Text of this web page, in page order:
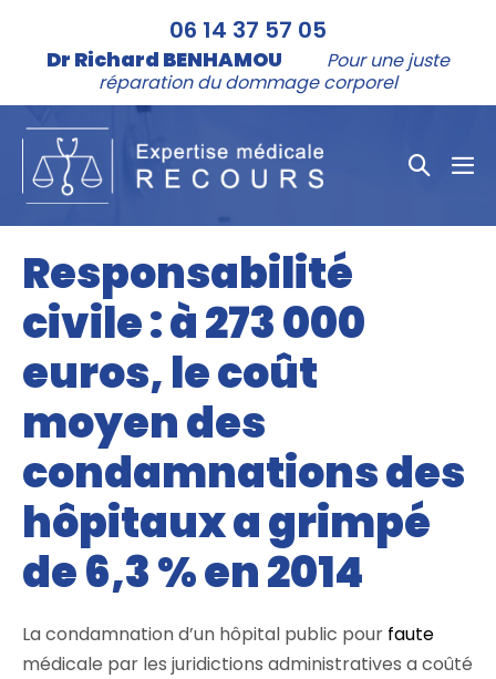
contenu
06 14 37 57 05
Dr Richard BENHAMOU
Pour une juste
réparation du dommage corporel
Responsabilité
civile : à 273 000
euros, le coût
moyen des
condamnations des
hôpitaux a grimpé
de 6,3 % en 2014
La condamnation d’un hôpital public pour faute
médicale par les juridictions administratives a coûté